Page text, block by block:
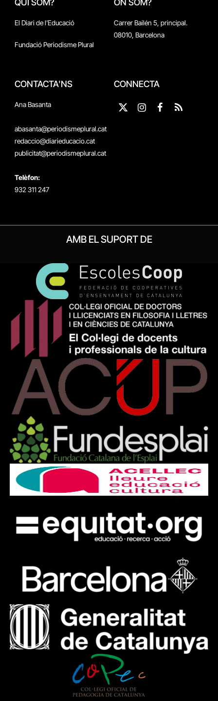
QUI SOM?
El Diari de l'Educació
Fundació Periodisme Plural
ON SOM?
Carrer Bailén 5, principal.
08010, Barcelona
CONTACTA'NS
Ana Basanta
abasanta@periodismeplural.cat
redaccio@diarieducacio.cat
publicitat@periodismeplural.cat
Telèfon:
932 311 247
CONNECTA
X
InstagramFacebook
RSS
AMB EL SUPORT DE